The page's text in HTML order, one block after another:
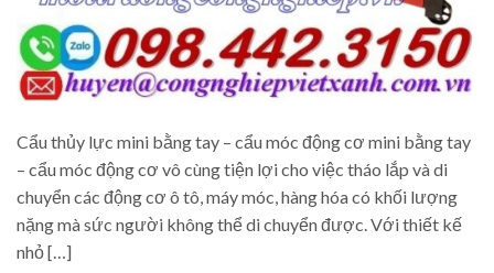
Cẩu thủy lực mini bằng tay – cẩu móc động cơ mini bằng tay
– cẩu móc động cơ vô cùng tiện lợi cho việc tháo lắp và di
chuyển các động cơ ô tô, máy móc, hàng hóa có khối lượng
nặng mà sức người không thể di chuyển được. Với thiết kế
nhỏ […]